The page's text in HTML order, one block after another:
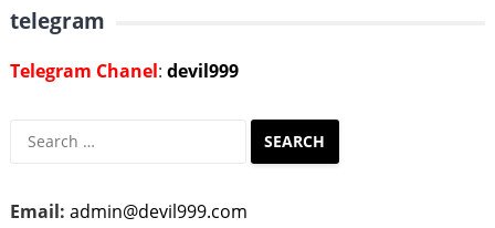
telegram
Telegram Chanel: devil999
Search
Email: admin@devil999.com